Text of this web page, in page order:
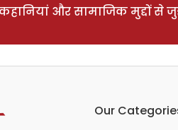
और सामाजिक मुद्दों से
Our